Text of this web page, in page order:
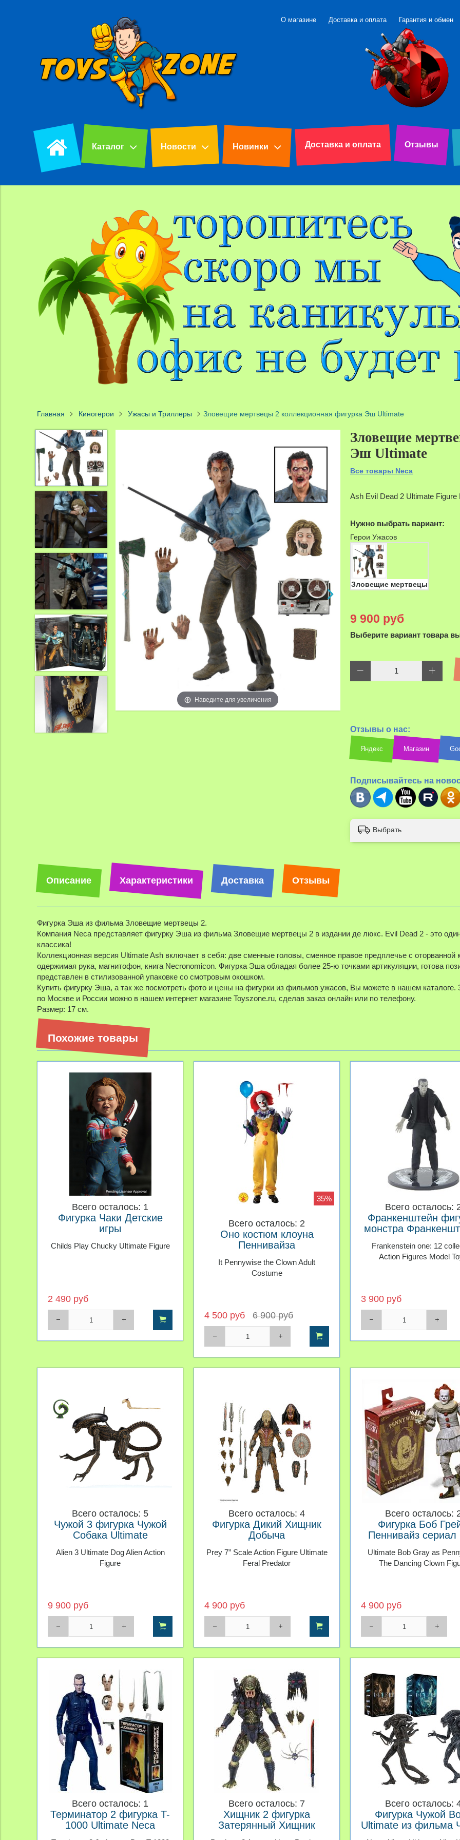
О магазине Доставка и оплата Гарантия и обмен
Каталог Новости Новинки Доставка и оплата Отзывы
Главная Киногерои Ужасы и Триллеры Зловещие мертвецы 2 коллекционная фигурка Эш Ultimate
Наведите для увеличения
Наведите
Зловещие
Эш Ultimate
Все товары Neca
Ash Evil Dead 2 Ultimate Figure
Нужно выбрать вариант:
Герои Ужасов
Зловещие мертвецы
9 900 руб
Выберите вариант товара
Отзывы о нас:
Яндекс Магазин
Подписывайтесь на
Выбрать
Описание Характеристики Доставка Отзывы
Фигурка Эша из фильма Зловещие мертвецы 2.
Компания Neca представляет фигурку Эша из фильма Зловещие мертвецы 2 в издании де люкс. Evil Dead 2 - это
классика!
Коллекционная версия Ultimate Ash включает в себя: две сменные головы, сменное правое предплечье с
одержимая рука, магнитофон, книга Necronomicon. Фигурка Эша обладая более 25-ю точками артикуляции, готова
представлен в стилизованной упаковке со смотровым окошком.
Купить фигурку Эша, а так же посмотреть фото и цены на фигурки из фильмов ужасов, Вы можете в нашем каталоге.
по Москве и России можно в нашем интернет магазине Toyszone.ru, сделав заказ онлайн или по телефону.
Размер: 17 см.
Похожие товары
Всего осталось: 1
Фигурка Чаки Детские
игры
Childs Play Chucky Ultimate Figure
2 490 руб
35%
Всего осталось: 2
Оно костюм клоуна
Пеннивайза
It Pennywise the Clown Adult
Costume
4 500 руб 6 900 руб
Всего осталось:
Франкенштейн
монстра
Frankenstein one: 12
Action Figures Model
3 900 руб
Всего осталось: 5
Чужой 3 фигурка Чужой
Собака Ultimate
Alien 3 Ultimate Dog Alien Action
Figure
9 900 руб
Всего осталось: 4
Фигурка Дикий Хищник
Добыча
Prey 7” Scale Action Figure Ultimate
Feral Predator
4 900 руб
Всего осталось:
Фигурка Боб
Пеннивайз
Дерри
Ultimate Bob Gray as
The Dancing Clown
4 900 руб
Всего осталось: 1
Терминатор 2 фигурка T-
1000 Ultimate Neca
Всего осталось: 7
Хищник 2 фигурка
Затерянный Хищник
Всего осталось:
Фигурка Чужой
Ultimate из фильма